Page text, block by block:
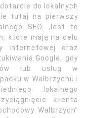
do lokalnych
tutaj na pierwszy
SEO. Jest to
które mają na celu
internetowej oraz
Google, gdy
lub usług w
w Wałbrzychu i
lokalnego
klienta
Wałbrzych”